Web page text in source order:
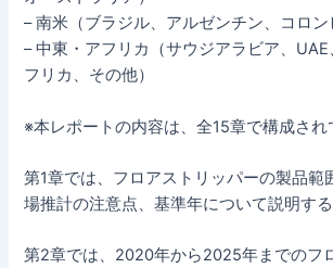
– 南米（ブラジル、アルゼンチン、コロン
– 中東・アフリカ（サウジアラビア、
フリカ、その他）
※本レポートの内容は、全15章で構成され
第1章では、フロアストリッパーの製品範
場推計の注意点、基準年について説明する
第2章では、2020年から2025年までのフ